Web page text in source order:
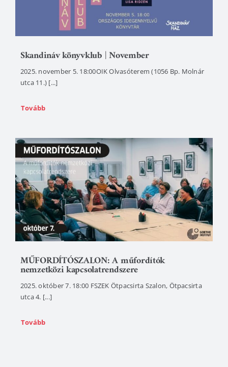
Skandináv könyvklub | November
2025. november 5. 18:00OIK Olvasóterem (1056 Bp. Molnár
utca 11.) [...]
Tovább
MŰFORDÍTÓSZALON: A műfordítók
nemzetközi kapcsolatrendszere
2025. október 7. 18:00 FSZEK Ötpacsirta Szalon, Ötpacsirta
utca 4. [...]
Tovább